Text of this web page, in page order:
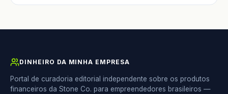
DINHEIRO DA MINHA EMPRESA
Portal de curadoria editorial independente sobre os produtos
financeiros da Stone Co. para empreendedores brasileiros —